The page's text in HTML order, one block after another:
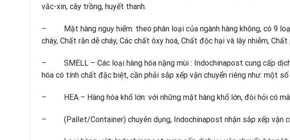
vắc-xin, cây trồng, huyết thanh.
– Mặt hàng nguy hiểm: theo phân loại của ngành hàng không, có 9
cháy, Chất rắn dễ cháy, Các chất ôxy hoá, Chất độc hại và lây nhiễm,
– SMELL – Các loại hàng hóa nặng mùi : Indochinapost cung cấp
hóa có tính chất đặc biệt, cần phải sắp xếp vận chuyển riêng như: một
– HEA – Hàng hóa khổ lớn: với những mặt hàng khổ lớn, đòi hỏi có
– (Pallet/Container) chuyên dụng, Indochinapost nhận sắp xếp vận